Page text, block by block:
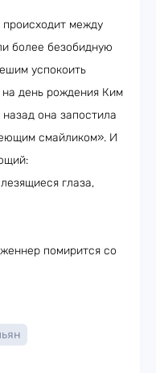
происходит между
более безобидную
успокоить
день рождения Ким
она запостила
смайликом». И
глаза,
помирится со